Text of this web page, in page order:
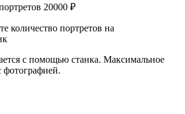
20000 ₽
количество портретов на
с помощью станка. Максимальное
фотографией.